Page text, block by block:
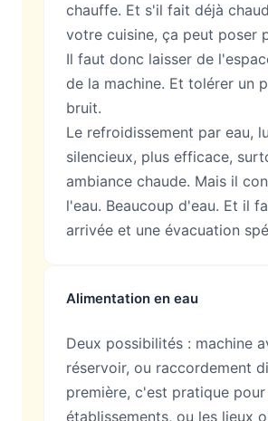
chauffe. Et s'il fait déjà
votre cuisine, ça peut poser
Il faut donc laisser de
de la machine. Et tolérer un
bruit.
Le refroidissement par eau,
silencieux, plus efficace,
ambiance chaude. Mais il
l'eau. Beaucoup d'eau. Et il
arrivée et une évacuation
Alimentation en eau
Deux possibilités : machine
réservoir, ou raccordement
première, c'est pratique
établissements, ou les lieux